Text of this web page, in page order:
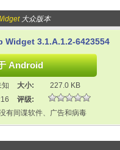
大众版本
Widget 3.1.A.1.2-6423554
知 大小:
227.0 KB
评级:
有间谍软件、广告和病毒